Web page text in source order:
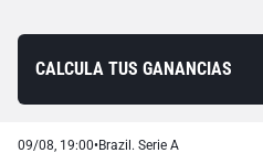
CALCULA TUS GANANCIAS
09/08, 19:00•Brazil. Serie A